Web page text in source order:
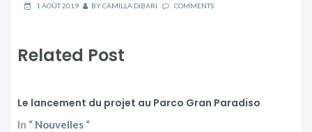
1 AOÛT 2019 BYCAMILLA DIBARI COMMENTS
Related Post
Le lancement du projet au Parco Gran Paradiso
In “ Nouvelles “